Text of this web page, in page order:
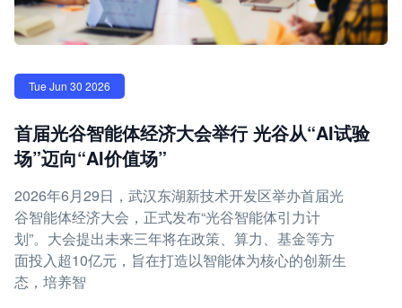
Tue Jun 30 2026
首届光谷智能体经济大会举行 光谷从“AI试验
场”迈向“AI价值场”
2026年6月29日，武汉东湖新技术开发区举办首届光
谷智能体经济大会，正式发布“光谷智能体引力计
划”。大会提出未来三年将在政策、算力、基金等方
面投入超10亿元，旨在打造以智能体为核心的创新生
态，培养智